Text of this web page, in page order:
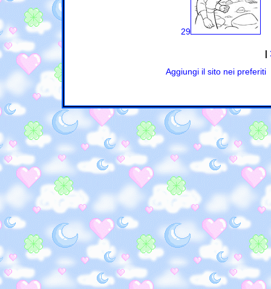
29
|
Aggiungi il sito nei preferiti